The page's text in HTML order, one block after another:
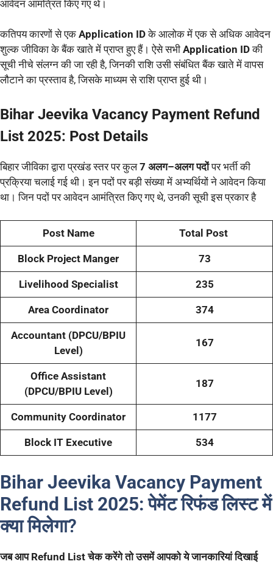
आवेदन आमंत्रित किए गए थे।
कतिपय कारणों से एक Application IDके आलोक में एक से अधिक आवेदन
शुल्क जीविका के बैंक खाते में प्राप्त हुए हैं। ऐसे सभी Application IDकी
सूची नीचे संलग्न की जा रही है, जिनकी राशि उसी संबंधित बैंक खाते में वापस
लौटाने का प्रस्ताव है, जिसके माध्यम से राशि प्राप्त हुई थी।
Bihar Jeevika Vacancy Payment Refund
List 2025: Post Details
बिहार जीविका द्वारा प्रखंड स्तर पर कुल7 अलग–अलग पदोंपर भर्ती की
प्रक्रिया चलाई गई थी। इन पदों पर बड़ी संख्या में अभ्यर्थियों ने आवेदन किया
था। जिन पदों पर आवेदन आमंत्रित किए गए थे, उनकी सूची इस प्रकार है
Post Name Total Post
Block Project Manger 73
Livelihood Specialist 235
Area Coordinator 374
Accountant (DPCU/BPIU
Level)
167
Office Assistant
(DPCU/BPIU Level)
187
Community Coordinator 1177
Block IT Executive 534
Bihar Jeevika Vacancy Payment
Refund List 2025: पेमेंट रिफंड लिस्ट में
क्या मिलेगा?
जब आप Refund List चेक करेंगे तो उसमें आपको ये जानकारियां दिखाई